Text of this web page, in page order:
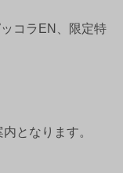
コラEN、限定特
となります。